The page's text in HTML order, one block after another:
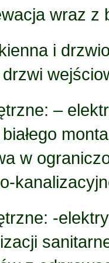
wraz z
i
–
w
-